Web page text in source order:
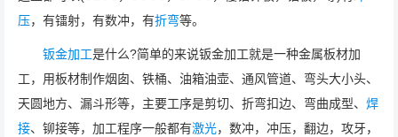
压，有镭射，有数冲，有折弯等。
钣金加工是什么?简单的来说钣金加工就是一种金属板材加
工，用板材制作烟囱、铁桶、油箱油壶、通风管道、弯头大小头、
天圆地方、漏斗形等，主要工序是剪切、折弯扣边、弯曲成型、 焊
接、铆接等，加工程序一般都有激光，数冲，冲压，翻边，攻牙，